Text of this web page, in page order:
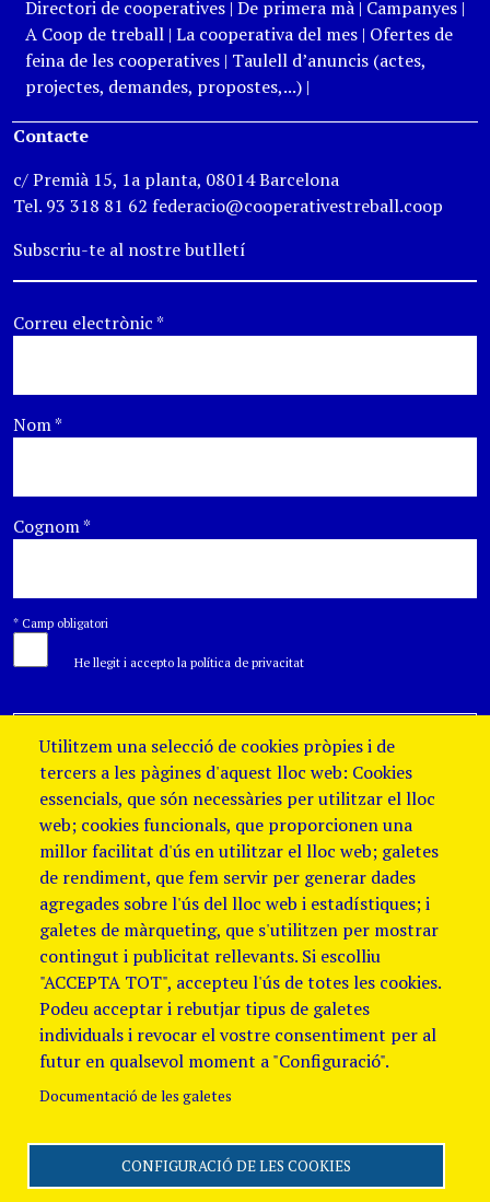
Directori de cooperatives| De primera mà| Campanyes|
A Coop de treball| La cooperativa del mes| Ofertes de
feina de les cooperatives| Taulell d’anuncis (actes,
projectes, demandes, propostes,...)|
Contacte
c/ Premià 15, 1a planta, 08014 Barcelona
Tel. 93 318 81 62 federacio@cooperativestreball.coop
Subscriu-te al nostre butlletí
Correu electrònic*
Nom*
Cognom*
* Camp obligatori
He llegit i accepto la política de privacitat
Utilitzem una selecció de cookies pròpies i de
tercers a les pàgines d'aquest lloc web: Cookies
essencials, que són necessàries per utilitzar el lloc
web; cookies funcionals, que proporcionen una
millor facilitat d'ús en utilitzar el lloc web; galetes
de rendiment, que fem servir per generar dades
agregades sobre l'ús del lloc web i estadístiques; i
galetes de màrqueting, que s'utilitzen per mostrar
contingut i publicitat rellevants. Si escolliu
"ACCEPTA TOT", accepteu l'ús de totes les cookies.
Podeu acceptar i rebutjar tipus de galetes
individuals i revocar el vostre consentiment per al
futur en qualsevol moment a "Configuració".
Documentació de les galetes
CONFIGURACIÓ DE LES COOKIES